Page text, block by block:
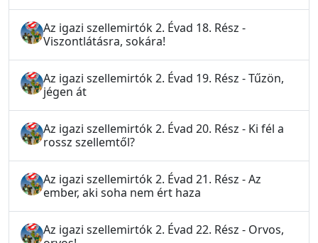
Az igazi szellemirtók 2. Évad 18. Rész -
Viszontlátásra, sokára!
Az igazi szellemirtók 2. Évad 19. Rész - Tűzön,
jégen át
Az igazi szellemirtók 2. Évad 20. Rész - Ki fél a
rossz szellemtől?
Az igazi szellemirtók 2. Évad 21. Rész - Az
ember, aki soha nem ért haza
Az igazi szellemirtók 2. Évad 22. Rész - Orvos,